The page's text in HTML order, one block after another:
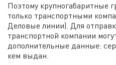
Поэтому крупногабаритные
только транспортными
Деловые линии). Для
транспортной компании
дополнительные данные:
кем выдан.